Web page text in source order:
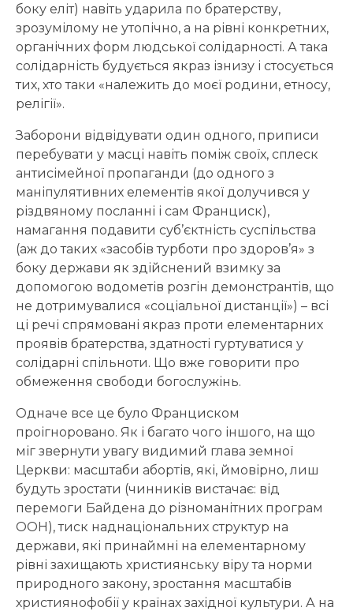
боку еліт) навіть ударила по братерству,
зрозумілому не утопічно, а на рівні конкретних,
органічних форм людської солідарності. А така
солідарність будується якраз ізнизу і стосується
тих, хто таки «належить до моєї родини, етносу,
релігії».
Заборони відвідувати один одного, приписи
перебувати у масці навіть поміж своїх, сплеск
антисімейної пропаганди (до одного з
маніпулятивних елементів якої долучився у
різдвяному посланні і сам Франциск),
намагання подавити суб’єктність суспільства
(аж до таких «засобів турботи про здоров’я» з
боку держави як здійснений взимку за
допомогою водометів розгін демонстрантів, що
не дотримувалися «соціальної дистанції») – всі
ці речі спрямовані якраз проти елементарних
проявів братерства, здатності гуртуватися у
солідарні спільноти. Що вже говорити про
обмеження свободи богослужінь.
Одначе все це було Франциском
проігноровано. Як і багато чого іншого, на що
міг звернути увагу видимий глава земної
Церкви: масштаби абортів, які, ймовірно, лиш
будуть зростати (чинників вистачає: від
перемоги Байдена до різноманітних програм
ООН), тиск наднаціональних структур на
держави, які принаймні на елементарному
рівні захищають християнську віру та норми
природного закону, зростання масштабів
християнофобії у країнах західної культури. А на